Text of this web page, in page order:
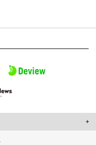
に合わせたコンテンツや広告の